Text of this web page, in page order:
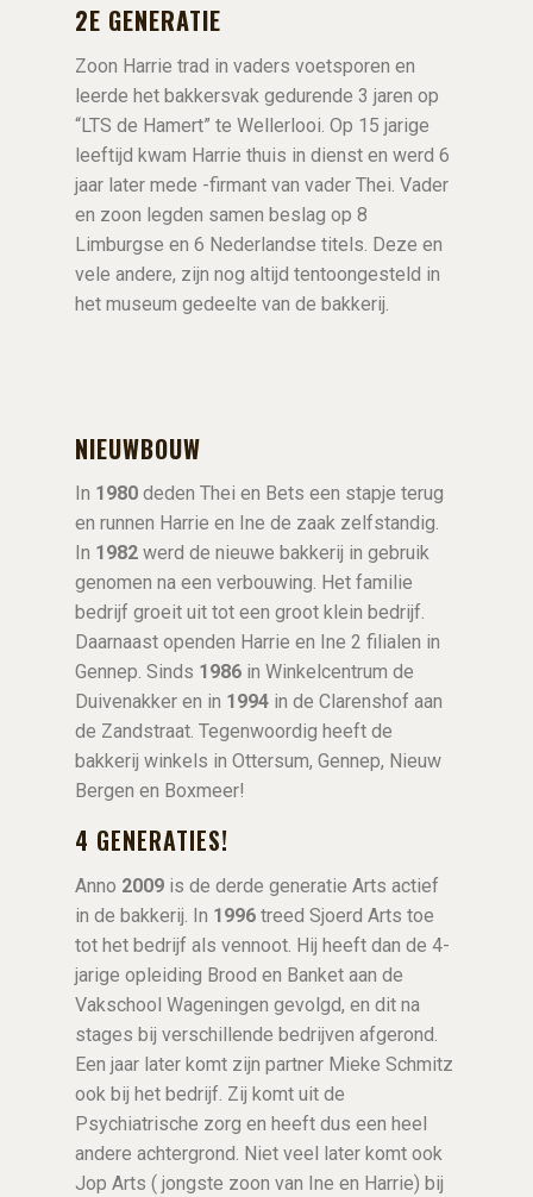
2E GENERATIE
Zoon Harrie trad in vaders voetsporen en
leerde het bakkersvak gedurende 3 jaren op
“LTS de Hamert” te Wellerlooi. Op 15 jarige
leeftijd kwam Harrie thuis in dienst en werd 6
jaar later mede -firmant van vader Thei. Vader
en zoon legden samen beslag op 8
Limburgse en 6 Nederlandse titels. Deze en
vele andere, zijn nog altijd tentoongesteld in
het museum gedeelte van de bakkerij.
NIEUWBOUW
In 1980 deden Thei en Bets een stapje terug
en runnen Harrie en Ine de zaak zelfstandig.
In 1982 werd de nieuwe bakkerij in gebruik
genomen na een verbouwing. Het familie
bedrijf groeit uit tot een groot klein bedrijf.
Daarnaast openden Harrie en Ine 2 filialen in
Gennep. Sinds 1986 in Winkelcentrum de
Duivenakker en in 1994 in de Clarenshof aan
de Zandstraat. Tegenwoordig heeft de
bakkerij winkels in Ottersum, Gennep, Nieuw
Bergen en Boxmeer!
4 GENERATIES!
Anno 2009 is de derde generatie Arts actief
in de bakkerij. In 1996 treed Sjoerd Arts toe
tot het bedrijf als vennoot. Hij heeft dan de 4-
jarige opleiding Brood en Banket aan de
Vakschool Wageningen gevolgd, en dit na
stages bij verschillende bedrijven afgerond.
Een jaar later komt zijn partner Mieke Schmitz
ook bij het bedrijf. Zij komt uit de
Psychiatrische zorg en heeft dus een heel
andere achtergrond. Niet veel later komt ook
Jop Arts ( jongste zoon van Ine en Harrie) bij